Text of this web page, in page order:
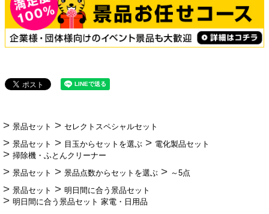
景品セット
セレクトスペシャルセット
景品セット
目玉からセットを選ぶ
電化製品セット
掃除機・ふとんクリーナー
景品セット
景品点数からセットを選ぶ
～5点
景品セット
明日間に合う景品セット
明日間に合う景品セット 家電・日用品